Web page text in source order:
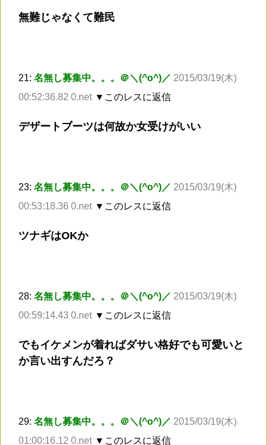
無難じゃなくて難民
21: 名無し募集中。。。＠＼(^o^)／ 2015/03/19(木)
00:52:36.82 0.net ▼このレスに返信
デザートブーツは何故か女受けがいい
23: 名無し募集中。。。＠＼(^o^)／ 2015/03/19(木)
00:53:18.36 0.net ▼このレスに返信
ツナギはOKか
28: 名無し募集中。。。＠＼(^o^)／ 2015/03/19(木)
00:59:14.43 0.net ▼このレスに返信
でもイケメンが着ればダサい格好でも可愛いと
か言い出すんだろ？
29: 名無し募集中。。。＠＼(^o^)／ 2015/03/19(木)
01:00:16.12 0.net ▼このレスに返信